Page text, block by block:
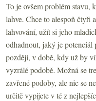
To je ovšem problém stavu,
lahve. Chce to alespoň čtyři
lahvování, užít si jeho
odhadnout, jaký je
později, v době, kdy už by
vyzrálé podobě. Možná se
zavřené podoby, ale nic se
určitě vypijete v té z